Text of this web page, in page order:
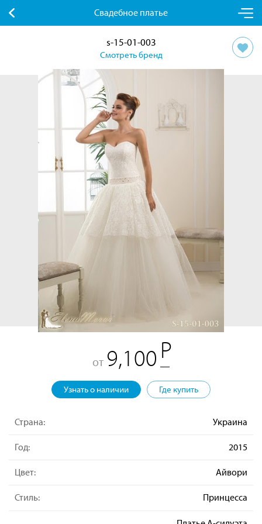
Свадебное платье
s-15-01-003
Смотреть бренд
от 9,100
Узнать о наличии Где купить
Страна: Украина
Год: 2015
Цвет: Айвори
Стиль: Принцесса